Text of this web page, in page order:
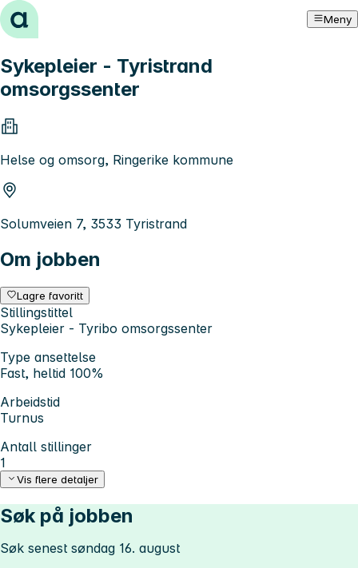
Hopp til innhold Meny
Sykepleier - Tyristrand
omsorgssenter
Helse og omsorg, Ringerike kommune
Solumveien 7, 3533 Tyristrand
Om jobben
Lagre favoritt
Stillingstittel
Sykepleier - Tyribo omsorgssenter
Type ansettelse
Fast, heltid 100%
Arbeidstid
Turnus
Antall stillinger
1
Vis flere detaljer
Søk på jobben
Søk senest søndag 16. august